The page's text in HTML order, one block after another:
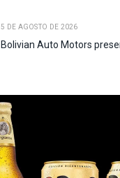
5 DE AGOSTO DE 2026
Bolivian Auto Motors